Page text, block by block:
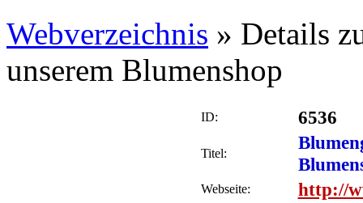
Webverzeichnis » Details
unserem Blumenshop
ID: 6536
Titel:
Webseite: http://